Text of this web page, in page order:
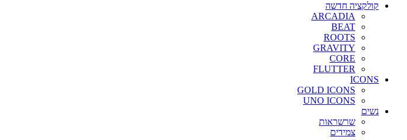
קולקציה חדשה
ARCADIA
BEAT
ROOTS
GRAVITY
CORE
FLUTTER
ICONS
GOLD ICONS
UNO ICONS
נשים
שרשראות
צמידים